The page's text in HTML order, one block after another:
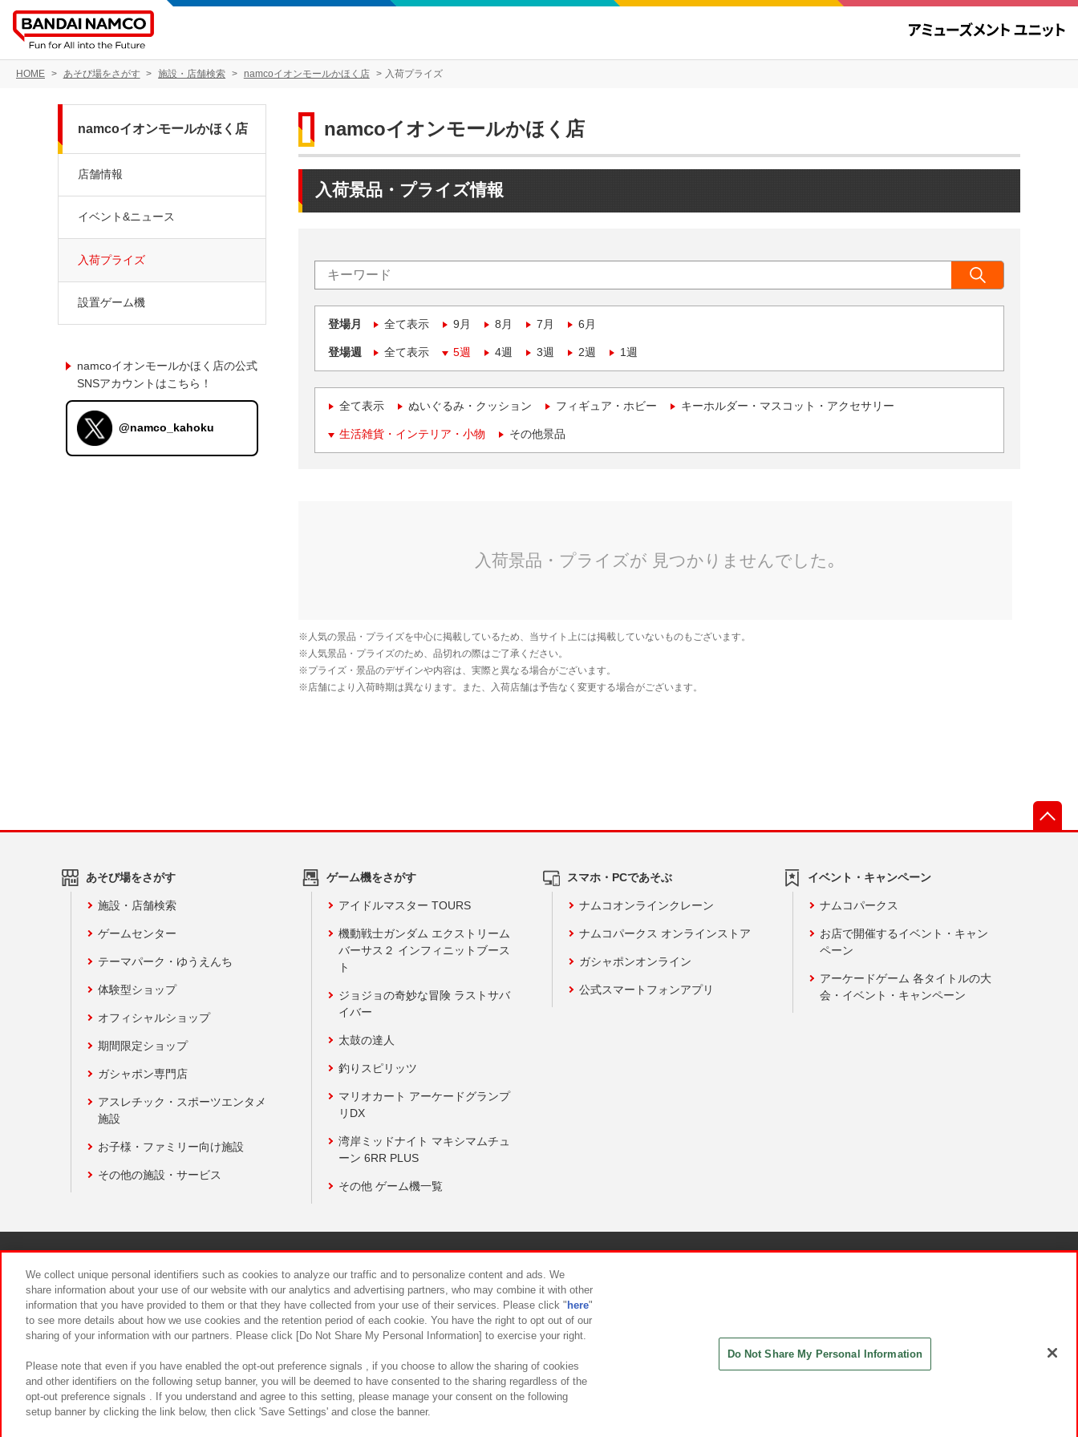
HOME あそび場をさがす 施設・店舗検索 namcoイオンモールかほく店 入荷プライズ
namcoイオンモールかほく店
入荷景品・プライズ情報
登場月 全て表示 9月 8月 7月 6月
登場週 全て表示 5週 4週 3週 2週 1週
全て表示 ぬいぐるみ・クッション フィギュア・ホビー キーホルダー・マスコット・アクセサリー
生活雑貨・インテリア・小物 その他景品
namcoイオンモールかほく店
店舗情報
イベント&ニュース
入荷プライズ
設置ゲーム機
namcoイオンモールかほく店の公式
SNSアカウントはこちら！
@namco_kahoku
あそび場をさがす
施設・店舗検索
ゲームセンター
テーマパーク・ゆうえんち
体験型ショップ
オフィシャルショップ
期間限定ショップ
ガシャポン専門店
アスレチック・スポーツエンタメ
施設
お子様・ファミリー向け施設
その他の施設・サービス
ゲーム機をさがす
アイドルマスター TOURS
機動戦士ガンダム エクストリーム
バーサス２ インフィニットブース
ト
ジョジョの奇妙な冒険 ラストサバ
イバー
太鼓の達人
釣りスピリッツ
マリオカート アーケードグランプ
リDX
湾岸ミッドナイト マキシマムチュ
ーン 6RR PLUS
その他 ゲーム機一覧
スマホ・PCであそぶ
ナムコオンラインクレーン
ナムコパークス オンラインストア
ガシャポンオンライン
公式スマートフォンアプリ
イベント・キャンペーン
ナムコパークス
お店で開催するイベント・キャン
ペーン
アーケードゲーム 各タイトルの大
会・イベント・キャンペーン
食品のご提供について カスタマーハラスメント対応方針
We collect unique personal identifiers such as cookies to analyze our traffic and to personalize content and ads. We
share information about your use of our website with our analytics and advertising partners, who may combine it with other
information that you have provided to them or that they have collected from your use of their services. Please click " here"
to see more details about how we use cookies and the retention period of each cookie. You have the right to opt out of our
sharing of your information with our partners. Please click [Do Not Share My Personal Information] to exercise your right.
Please note that even if you have enabled the opt-out preference signals , if you choose to allow the sharing of cookies
and other identifiers on the following setup banner, you will be deemed to have consented to the sharing regardless of the
opt-out preference signals . If you understand and agree to this setting, please manage your consent on the following
setup banner by clicking the link below, then click 'Save Settings' and close the banner.
Do Not Share My Personal Information